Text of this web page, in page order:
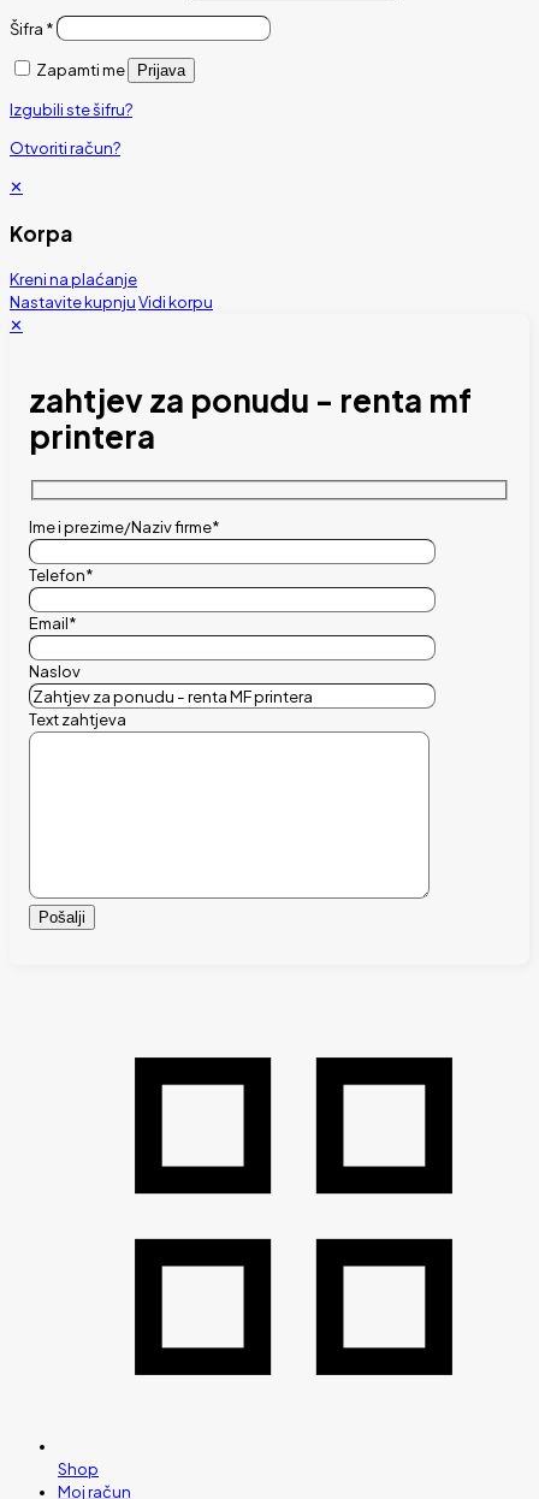
Šifra *
Zapamti me Prijava
Izgubili ste šifru?
Otvoriti račun?
✕
Korpa
Kreni na plaćanje
Nastavite kupnjuVidi korpu
✕
zahtjev za ponudu - renta mf
printera
Ime i prezime/Naziv firme*
Telefon*
Email*
Naslov
Text zahtjeva
Shop
Moj račun